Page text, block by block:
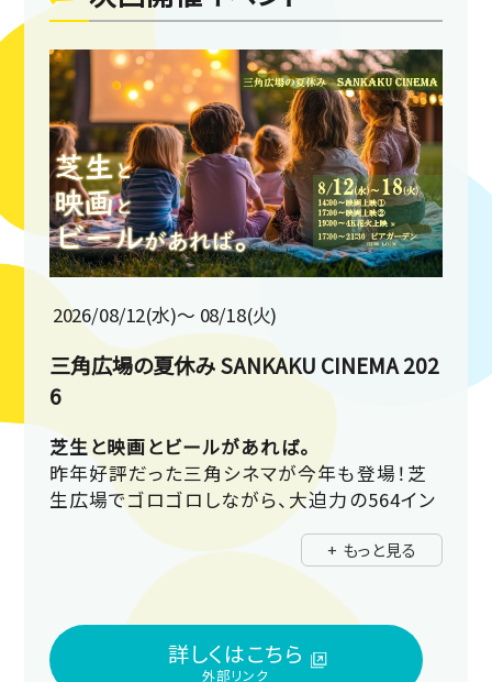
2026/08/12(水)〜 08/18(火)
三角広場の夏休み SANKAKU CINEMA 202
6
芝生と映画とビールがあれば。
昨年好評だった三角シネマが今年も登場！芝
生広場でゴロゴロしながら、大迫力の564イン
+ もっと見る
詳しくはこちら